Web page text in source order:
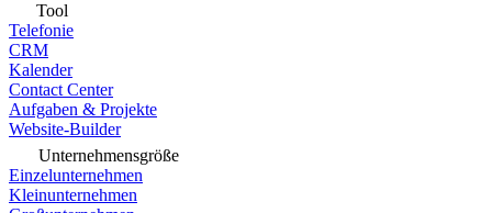
Tool
Telefonie
CRM
Kalender
Contact Center
Aufgaben & Projekte
Website-Builder
Unternehmensgröße
Einzelunternehmen
Kleinunternehmen